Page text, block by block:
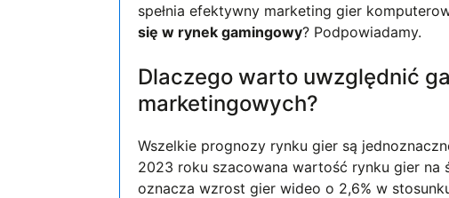
spełnia efektywny marketing gier
się w rynek gamingowy? Podpowiadamy.
Dlaczego warto uwzględnić
marketingowych?
Wszelkie prognozy rynku gier są
2023 roku szacowana wartość rynku gier na
oznacza wzrost gier wideo o 2,6% w